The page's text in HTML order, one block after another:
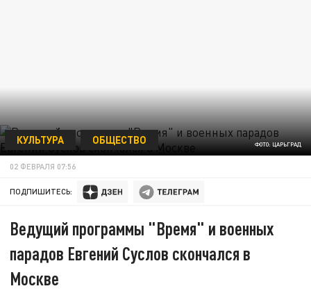
ФОТО: ЦАРЬГРАД
КУЛЬТУРА ОБЩЕСТВО
02 ФЕВРАЛЯ 07:56
ПОДПИШИТЕСЬ:
Ведущий программы "Время" и военных
парадов Евгений Суслов скончался в
Москве